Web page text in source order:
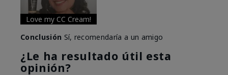
Love my CC Cream!
Conclusión Sí, recomendaría a un amigo
¿Le ha resultado útil esta
opinión?